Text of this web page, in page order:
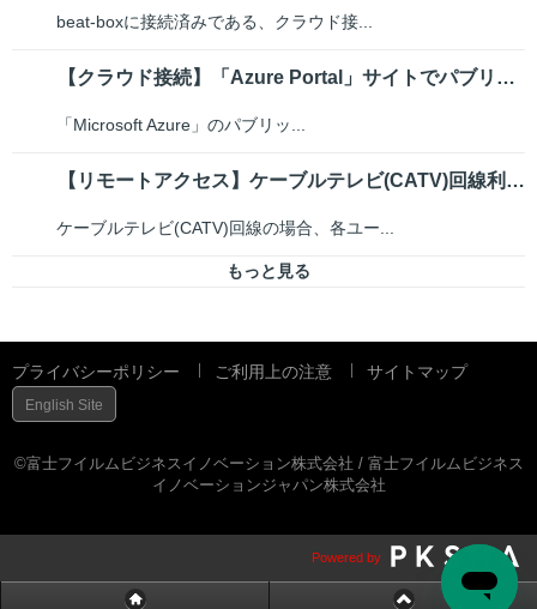
beat-boxに接続済みである、クラウド接...
【クラウド接続】「Azure Portal」サイトでパブリックIPアドレス...
「Microsoft Azure」のパブリッ...
【リモートアクセス】ケーブルテレビ(CATV)回線利用時の注意事項
ケーブルテレビ(CATV)回線の場合、各ユー...
もっと見る
プライバシーポリシー ご利用上の注意 サイトマップ
English Site
©富士フイルムビジネスイノベーション株式会社 / 富士フイルムビジネス
イノベーションジャパン株式会社
Powered by